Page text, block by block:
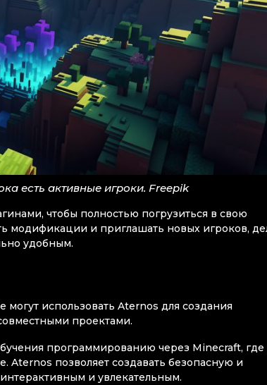
есть активные игроки. Freepik
чтобы полностью погрузиться в свою
модификации и приглашать новых игроков,
удобным.
использовать Aternos для создания
проектами.
программированию через Minecraft, где
Aternos позволяет создавать безопасную и
и увлекательным.